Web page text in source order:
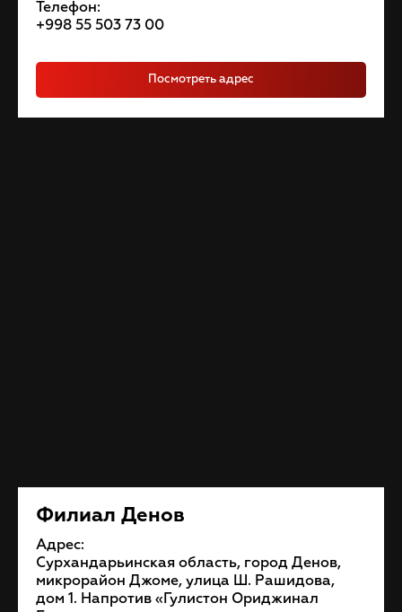
Телефон:
+998 55 503 73 00
Посмотреть адрес
Филиал Денов
Адрес:
Сурхандарьинская область, город Денов,
микрорайон Джоме, улица Ш. Рашидова,
дом 1. Напротив «Гулистон Ориджинал